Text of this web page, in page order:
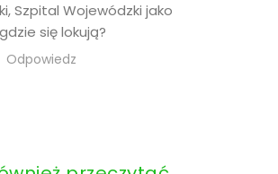
Szpital Wojewódzki jako
się lokują?
Odpowiedz